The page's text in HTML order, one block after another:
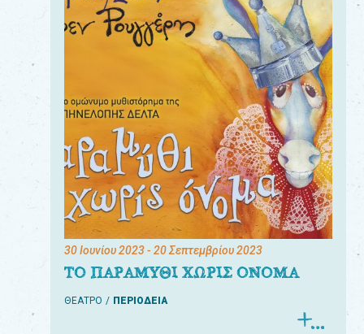
30 Ιουνίου 2023- 20 Σεπτεμβρίου 2023
ΤΟ ΠΑΡΑΜΥΘΙ ΧΩΡΙΣ ΟΝΟΜΑ
ΘΕΑΤΡΟ ΠΕΡΙΟΔΕΙΑ